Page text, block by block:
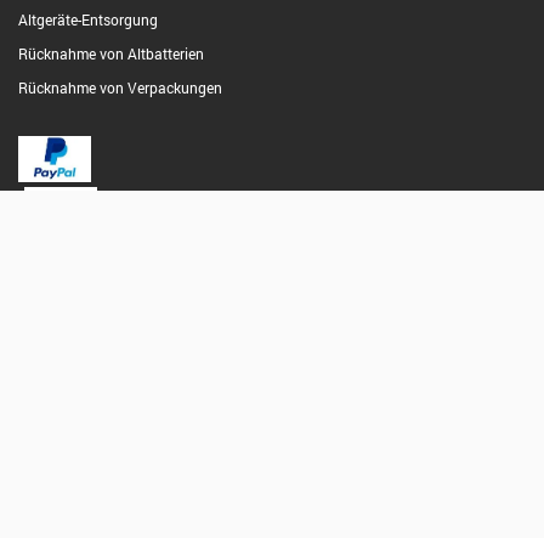
Altgeräte-Entsorgung
Rücknahme von Altbatterien
Rücknahme von Verpackungen